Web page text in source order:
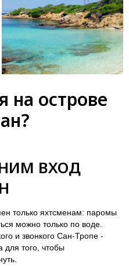
на острове
ВХОД
только яхтсменам: паромы
можно только по воде.
и звонкого Сан-Тропе -
для того, чтобы